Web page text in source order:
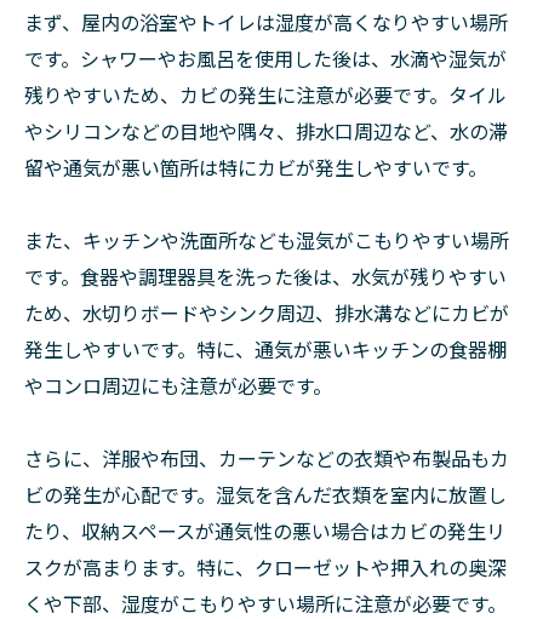
まず、屋内の浴室やトイレは湿度が高くなりやすい場所
です。シャワーやお風呂を使用した後は、水滴や湿気が
残りやすいため、カビの発生に注意が必要です。タイル
やシリコンなどの目地や隅々、排水口周辺など、水の滞
留や通気が悪い箇所は特にカビが発生しやすいです。
また、キッチンや洗面所なども湿気がこもりやすい場所
です。食器や調理器具を洗った後は、水気が残りやすい
ため、水切りボードやシンク周辺、排水溝などにカビが
発生しやすいです。特に、通気が悪いキッチンの食器棚
やコンロ周辺にも注意が必要です。
さらに、洋服や布団、カーテンなどの衣類や布製品もカ
ビの発生が心配です。湿気を含んだ衣類を室内に放置し
たり、収納スペースが通気性の悪い場合はカビの発生リ
スクが高まります。特に、クローゼットや押入れの奥深
くや下部、湿度がこもりやすい場所に注意が必要です。